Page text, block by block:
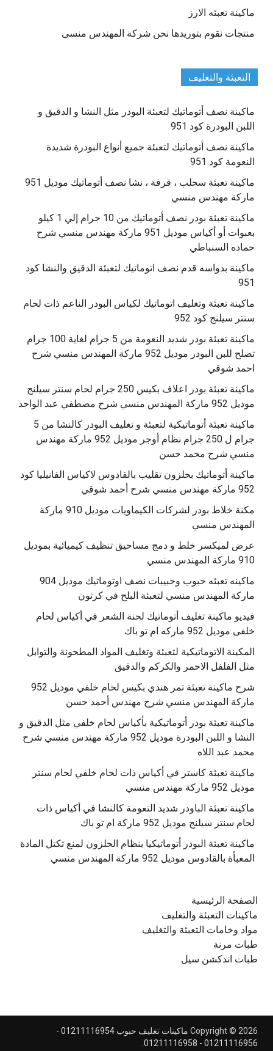
ماكينة تعبئه الارز
منتجات نقوم بتوريدها نحن شركة المهندس منسى
التعبئة والتغليف
ماكينة نصف أتوماتيك لتعبئة البودر مثل النشا و الدقيق و
اللبن البودرة كود 951
ماكينة نصف أتوماتيك لتعبئة جميع أنواع البودرة شديدة
النعومة كود 951
ماكينة تعبئة سحلب ، قرفة ، نشا نصف أتوماتيك موديل 951
ماركة مهندس منسي
ماكينة تعبئة بودر نصف أتوماتيك من 10 جرام إلي 1 كيلو
بعبوات أو أكياس موديل 951 ماركة مهندس منسي شرح
حماده السنباطي
ماكينة بدواسه قدم نصف اتوماتيك لتعبئة الدقيق والنشا كود
951
ماكينة تعبئة وتغليف اتوماتيك لكياس البودر الناعم ذات لحام
سنتر سيلنج كود 952
ماكينة تعبئة بودر شديد النعومة من 5 جرام لغاية 100 جرام
تصلح للبن البودر موديل 952 ماركة المهندس منسي شرح
احمد شوقي
ماكينة تعبئة بودر اعلاف بكيس 250 جرام لحام سنتر سيلنج
موديل 952 ماركة المهندس منسي شرح مصطفي عبد الواحد
ماكينة تعبئة أتوماتيكية لتعبئة و تغليف البودر كالنشا من 5
جرام ل 250 جرام نظام أوجر موديل 952 ماركة مهندس
منسي شرح محمد حسن
‫ماكينة أتوماتيك بحلزون تقليب بالقادوس لاكياس الفانيليا كود
مكنة خلاط بودر لشركات الكيماويات موديل 910 ماركة
المهندس منسي
عرض لميكسر خلط و دمج مساحيق تنظيف كيميائية بموديل
910 ماركة المهندس منسي
‫ماكينه تعبئه حبوب وحبيبات نصف اوتوماتيك موديل 904
‫فيديو ماكينة تغليف أتوماتيك لحنة الشعر في أكياس لحام
خلفى موديل 952 ماركه ام تو باك
المكينة الاتوماتيكية لتعبئة وتغليف المواد المطحونة والتوابل
مثل الفلفل الاحمر والكركم والدقيق
‫شرح ماكينة تعبئة تمر هندي بكيس لحام خلفي موديل 952
ماكينة تعبئة بودر أتوماتيكية بأكياس لحام خلفي مثل الدقيق و
النشا و اللبن البودرة موديل 952 ماركة مهندس منسي شرح
محمد عبد اللاه
‫ماكينة تعبئة كاستر في أكياس ذات لحام خلفي لحام سنتر
موديل 952 ماركة مهندس منسي
‫ماكينة تعبئة الباودر شديد النعومة كالنشا في أكياس ذات
‫ماكينة تعبئة البودر أتوماتيكيا بنظام الحلزون لمنع تكتل المادة
الصفحة الرئيسية
ماكينات التعبئة والتغليف
مواد وخامات التعبئة والتغليف
طبات مرنة
طبات اندكشن سيل
Copyright © 2026
ماكينات تغليف حبوب 01211116954 -
01211116956 - 01211116958
.